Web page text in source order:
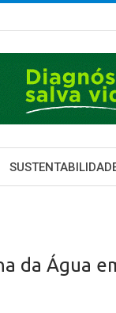
da Água